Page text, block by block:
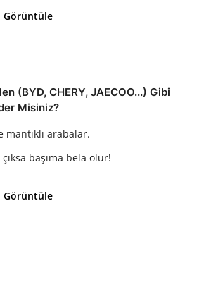
Görüntüle
(BYD, CHERY, JAECOO...) Gibi
Misiniz?
mantıklı arabalar.
başıma bela olur!
Görüntüle